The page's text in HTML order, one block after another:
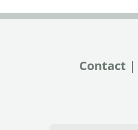
Contact |